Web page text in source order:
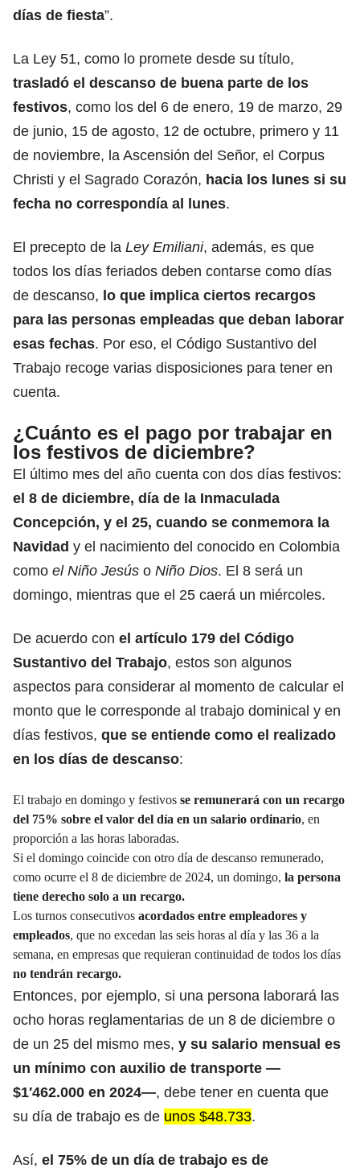
días de fiesta”.
La Ley 51, como lo promete desde su título,
trasladó el descanso de buena parte de los
festivos, como los del 6 de enero, 19 de marzo, 29
de junio, 15 de agosto, 12 de octubre, primero y 11
de noviembre, la Ascensión del Señor, el Corpus
Christi y el Sagrado Corazón, hacia los lunes si su
fecha no correspondía al lunes.
El precepto de la Ley Emiliani, además, es que
todos los días feriados deben contarse como días
de descanso, lo que implica ciertos recargos
para las personas empleadas que deban laborar
esas fechas. Por eso, el Código Sustantivo del
Trabajo recoge varias disposiciones para tener en
cuenta.
¿Cuánto es el pago por trabajar en
los festivos de diciembre?
El último mes del año cuenta con dos días festivos:
el 8 de diciembre, día de la Inmaculada
Concepción, y el 25, cuando se conmemora la
Navidad y el nacimiento del conocido en Colombia
como el Niño Jesús o Niño Dios. El 8 será un
domingo, mientras que el 25 caerá un miércoles.
De acuerdo con el artículo 179 del Código
Sustantivo del Trabajo, estos son algunos
aspectos para considerar al momento de calcular el
monto que le corresponde al trabajo dominical y en
días festivos, que se entiende como el realizado
en los días de descanso:
El trabajo en domingo y festivos se remunerará con un recargo
del 75% sobre el valor del día en un salario ordinario, en
proporción a las horas laboradas.
Si el domingo coincide con otro día de descanso remunerado,
como ocurre el 8 de diciembre de 2024, un domingo, la persona
tiene derecho solo a un recargo.
Los turnos consecutivos acordados entre empleadores y
empleados, que no excedan las seis horas al día y las 36 a la
semana, en empresas que requieran continuidad de todos los días
no tendrán recargo.
Entonces, por ejemplo, si una persona laborará las
ocho horas reglamentarias de un 8 de diciembre o
de un 25 del mismo mes, y su salario mensual es
un mínimo con auxilio de transporte —
$1′462.000 en 2024—, debe tener en cuenta que
su día de trabajo es de unos $48.733.
Así, el 75% de un día de trabajo es de